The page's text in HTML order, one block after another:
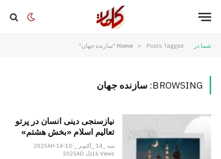
شما در Home » Posts Tagged "سازنده جهان"
BROWSING: سازنده جهان
نیازسنجی دینی انسان در پرتو
تعالیم اسلام «بخش هشتم»
سه _14 _آکتوبر _2025AH 14-10-
2025AD
16Views